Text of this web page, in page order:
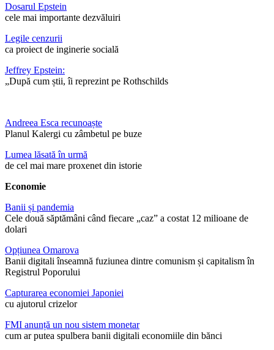
Dosarul Epstein
cele mai importante dezvăluiri
Legile cenzurii
ca proiect de inginerie socială
Jeffrey Epstein:
„După cum știi, îi reprezint pe Rothschilds
Andreea Esca recunoaște
Planul Kalergi cu zâmbetul pe buze
Lumea lăsată în urmă
de cel mai mare proxenet din istorie
Economie
Banii și pandemia
Cele două săptămâni când fiecare „caz” a costat 12 milioane de
dolari
Opțiunea Omarova
Banii digitali înseamnă fuziunea dintre comunism și capitalism în
Registrul Poporului
Capturarea economiei Japoniei
cu ajutorul crizelor
FMI anunță un nou sistem monetar
cum ar putea spulbera banii digitali economiile din bănci